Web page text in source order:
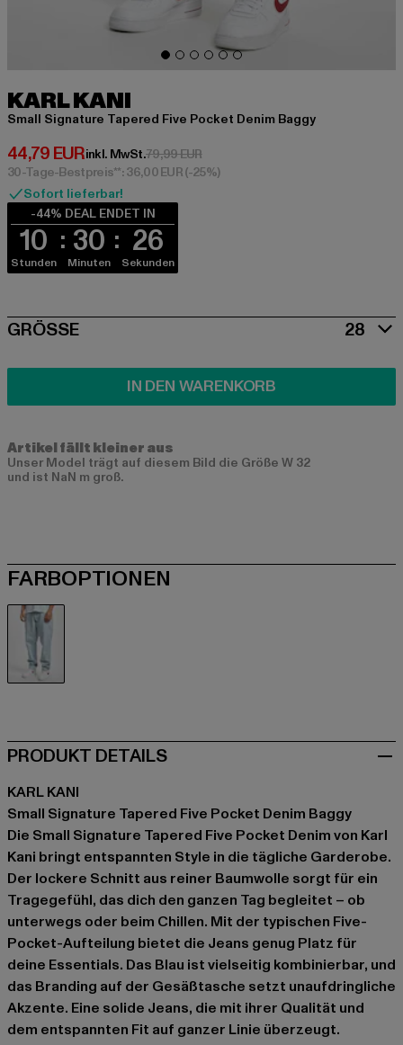
KARL KANI
Small Signature Tapered Five Pocket Denim Baggy
44,79 EUR
Derzeitiger Preis: 44,79 EUR
inkl. MwSt.79,99 EURAktionspreis: 79,99 EUR
30-Tage-Bestpreis**: 36,00 EUR(-25%)
Sofort lieferbar!
-44% DEAL ENDET IN
10
Stunden
30
Minuten
26
Sekunden
SIZE
GRÖSSE 28
IN DEN WARENKORB
Artikel fällt kleiner aus
Unser Model trägt auf diesem Bild die Größe W 32
und ist NaN m groß.
FARBOPTIONEN
PRODUKT DETAILS
KARL KANI
Small Signature Tapered Five Pocket Denim Baggy
Die Small Signature Tapered Five Pocket Denim von Karl
Kani bringt entspannten Style in die tägliche Garderobe.
Der lockere Schnitt aus reiner Baumwolle sorgt für ein
Tragegefühl, das dich den ganzen Tag begleitet – ob
unterwegs oder beim Chillen. Mit der typischen Five-
Pocket-Aufteilung bietet die Jeans genug Platz für
deine Essentials. Das Blau ist vielseitig kombinierbar, und
das Branding auf der Gesäßtasche setzt unaufdringliche
Akzente. Eine solide Jeans, die mit ihrer Qualität und
dem entspannten Fit auf ganzer Linie überzeugt.